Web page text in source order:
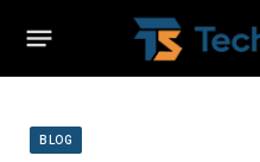
BLOG